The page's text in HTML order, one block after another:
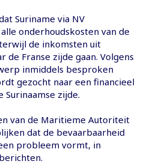
Suriname via NV
onderhoudskosten van de
de inkomsten uit
Franse zijde gaan. Volgens
inmiddels besproken
gezocht naar een financieel
zijde.
van de Maritieme Autoriteit
dat de bevaarbaarheid
probleem vormt, in